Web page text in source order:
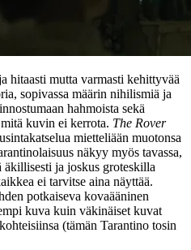
hitaasti mutta varmasti kehittyvää
sopivassa määrin nihilismiä ja
hahmoista sekä
kuvin ei kerrota. The Rover
mietteliään muotonsa
näkyy myös tavassa,
äkillisesti ja joskus groteskilla
ei tarvitse aina näyttää.
potkaiseva kovaääninen
kuva kuin väkinäiset kuvat
(tämän Tarantino tosin